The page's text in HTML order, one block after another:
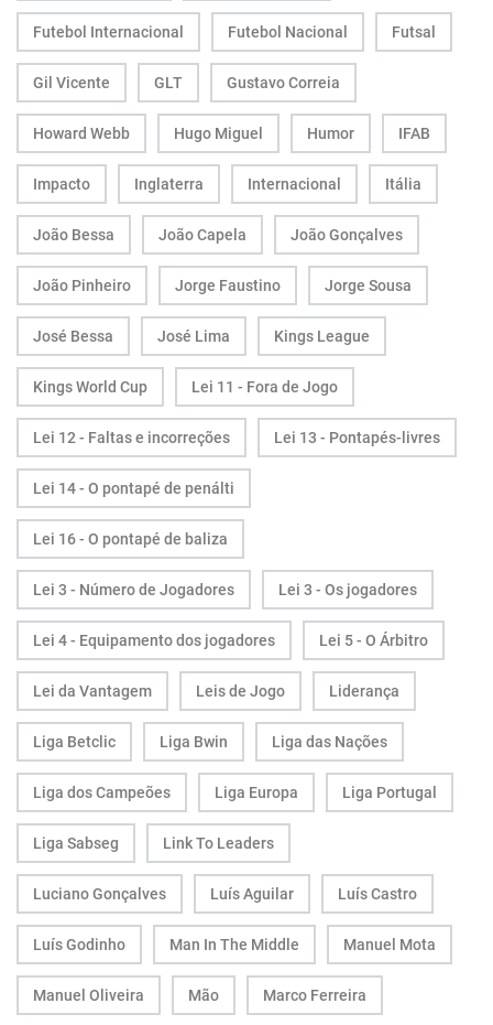
Futebol Internacional Futebol Nacional Futsal
Gil Vicente GLT Gustavo Correia
Howard Webb Hugo Miguel Humor IFAB
Impacto Inglaterra Internacional Itália
João Bessa João Capela João Gonçalves
João Pinheiro Jorge Faustino Jorge Sousa
José Bessa José Lima Kings League
Kings World Cup Lei 11 - Fora de Jogo
Lei 12 - Faltas e incorreções Lei 13 - Pontapés-livres
Lei 14 - O pontapé de penálti
Lei 16 - O pontapé de baliza
Lei 3 - Número de Jogadores Lei 3 - Os jogadores
Lei 4 - Equipamento dos jogadores Lei 5 - O Árbitro
Lei da Vantagem Leis de Jogo Liderança
Liga Betclic Liga Bwin Liga das Nações
Liga dos Campeões Liga Europa Liga Portugal
Liga Sabseg Link To Leaders
Luciano Gonçalves Luís Aguilar Luís Castro
Luís Godinho Man In The Middle Manuel Mota
Manuel Oliveira Mão Marco Ferreira